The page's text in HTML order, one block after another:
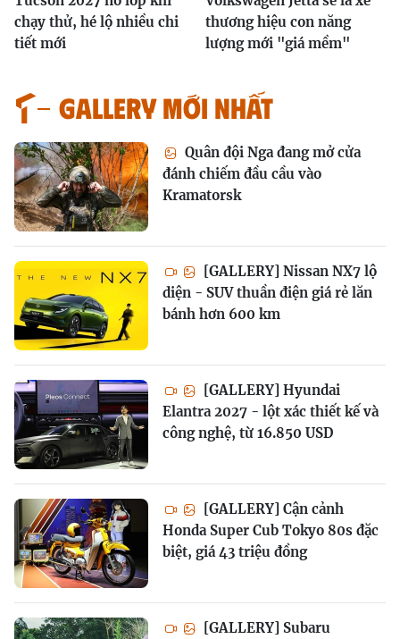
chạy thử, hé lộ nhiều chi
tiết mới
thương hiệu con năng
lượng mới "giá mềm"
GALLERY MỚI NHẤT
Quân đội Nga đang mở cửa
đánh chiếm đầu cầu vào
Kramatorsk
[GALLERY] Nissan NX7 lộ
diện - SUV thuần điện giá rẻ lăn
bánh hơn 600 km
[GALLERY] Hyundai
Elantra 2027 - lột xác thiết kế và
công nghệ, từ 16.850 USD
[GALLERY] Cận cảnh
Honda Super Cub Tokyo 80s đặc
biệt, giá 43 triệu đồng
[GALLERY] Subaru